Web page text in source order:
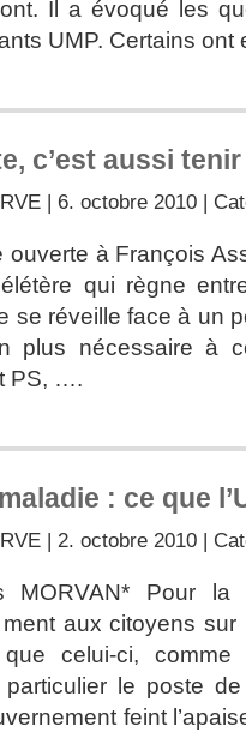
Il a évoqué les
UMP. Certains
c’est aussi
| 6. octobre 2010 |
ouverte à François
qui règne
se réveille face à un
plus nécessaire à
PS, ….
: ce que
| 2. octobre 2010 |
MORVAN* Pour la
aux citoyens
celui-ci,
le poste
feint